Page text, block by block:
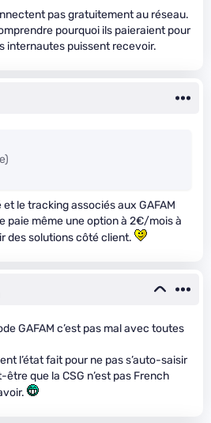
pas gratuitement au réseau.
pourquoi ils paieraient pour
internautes puissent recevoir.
le tracking associés aux GAFAM
paie même une option à 2€/mois à
des solutions côté client.
GAFAM c’est pas mal avec toutes
l’état fait pour ne pas s’auto-saisir
que la CSG n’est pas French